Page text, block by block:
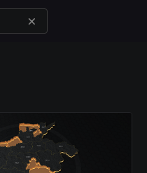
山海鲸查看器
全免费离线部署环境